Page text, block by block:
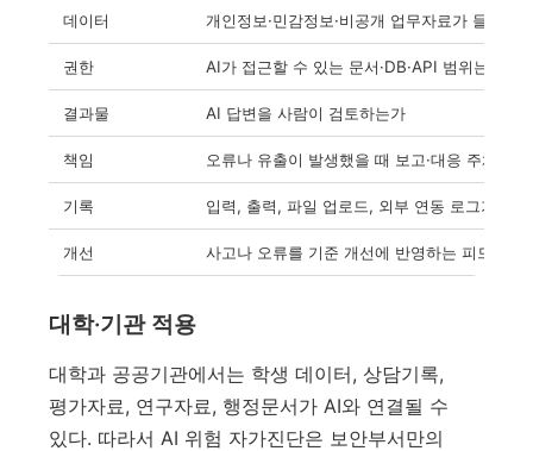
데이터 개인정보·민감정보·비공개 업무자료가 들어가
권한 AI가 접근할 수 있는 문서·DB·API 범위는 어디
결과물 AI 답변을 사람이 검토하는가
책임 오류나 유출이 발생했을 때 보고·대응 주체가
기록 입력, 출력, 파일 업로드, 외부 연동 로그가 남
개선 사고나 오류를 기준 개선에 반영하는 피드백
대학·기관 적용
대학과 공공기관에서는 학생 데이터, 상담기록,
평가자료, 연구자료, 행정문서가 AI와 연결될 수
있다. 따라서 AI 위험 자가진단은 보안부서만의